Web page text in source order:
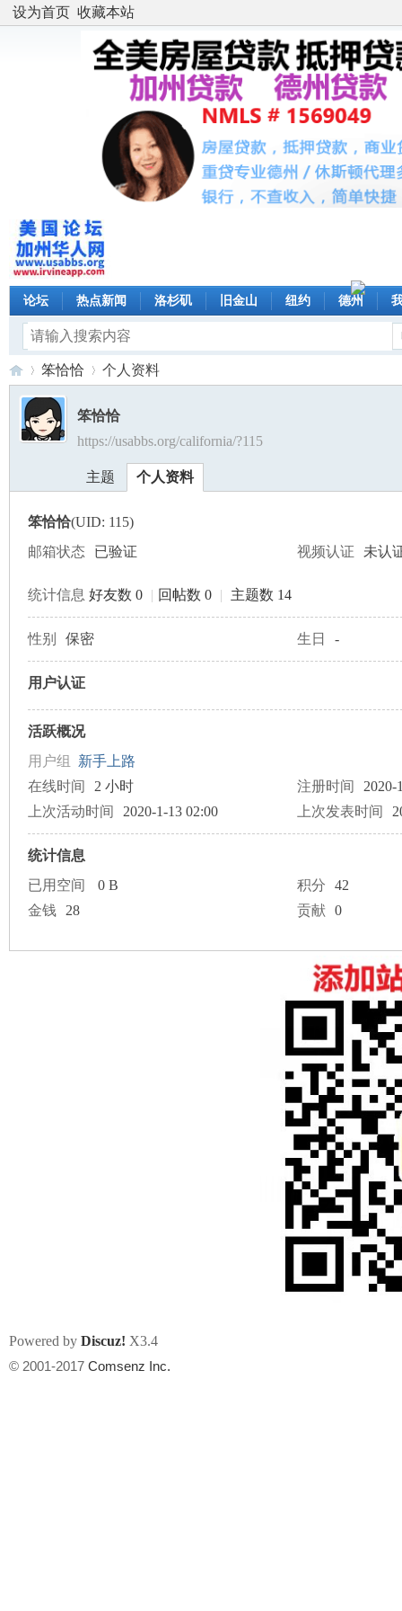
设为首页 收藏本站
论坛 热点新闻 洛杉矶 旧金山 纽约 德州
美
州
›
笨恰恰
›
个人资料
笨恰恰
https://usabbs.org/california/?115
主题 个人资料
笨恰恰(UID: 115)
邮箱状态
已验证 视频认证 未认
统计信息 好友数 0 | 回帖数 0 | 主题数 14
性别 保密 生日 -
用户认证
活跃概况
用户组 新手上路
在线时间
2 小时 注册时间
2020-
上次活动时间
2020-1-13 02:00 上次发表时间
统计信息
已用空间
0 B 积分
42
金钱
28 贡献 0
Powered by Discuz! X3.4
© 2001-2017 Comsenz Inc.